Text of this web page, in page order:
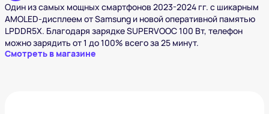
Один из самых мощных смартфонов 2023-2024 гг. с шикарным
AMOLED-дисплеем от Samsung и новой оперативной памятью
LPDDR5X. Благодаря зарядке SUPERVOOC 100 Вт, телефон
можно зарядить от 1 до 100% всего за 25 минут.
Смотреть в магазине